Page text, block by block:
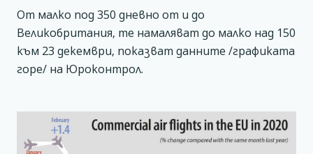
От малко под 350 дневно от и до
Великобритания, те намаляват до малко над 150
към 23 декември, показват данните /графиката
горе/ на Юроконтрол.